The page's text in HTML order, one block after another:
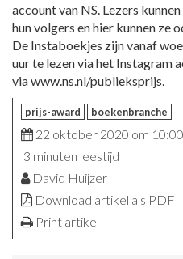
account van NS. Lezers
hun volgers en hier kunnen ze
De Instaboekjes zijn vanaf
uur te lezen via het Instagram
via www.ns.nl/publieksprijs.
prijs-award boekenbranche
22 oktober 2020 om 10:00
3 minuten leestijd
David Huijzer
Download artikel als PDF
Print artikel